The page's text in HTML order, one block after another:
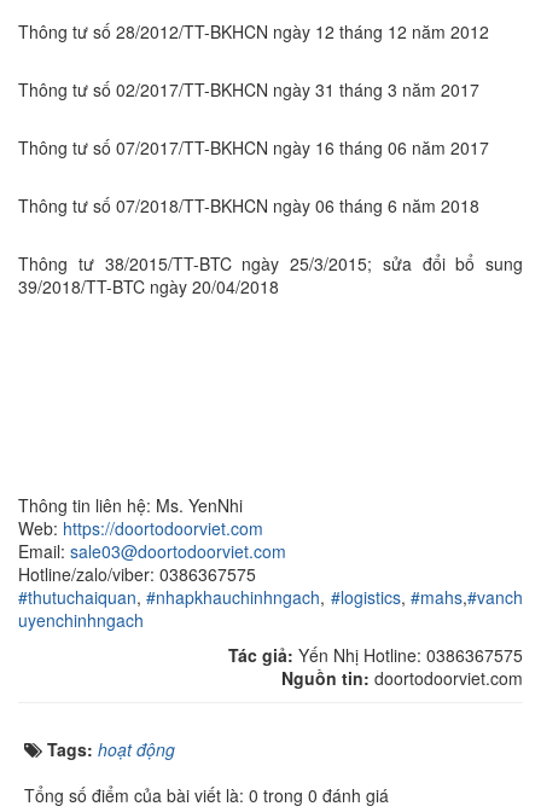
Thông tư số 28/2012/TT-BKHCN ngày 12 tháng 12 năm 2012
Thông tư số 02/2017/TT-BKHCN ngày 31 tháng 3 năm 2017
Thông tư số 07/2017/TT-BKHCN ngày 16 tháng 06 năm 2017
Thông tư số 07/2018/TT-BKHCN ngày 06 tháng 6 năm 2018
Thông tư 38/2015/TT-BTC ngày 25/3/2015; sửa đổi bổ sung
39/2018/TT-BTC ngày 20/04/2018
Thông tin liên hệ: Ms. YenNhi
Web: https://doortodoorviet.com
Email: sale03@doortodoorviet.com
Hotline/zalo/viber: 0386367575
#thutuchaiquan,#nhapkhauchinhngach, #logistics,#mahs,#vanch
uyenchinhngach
Tác giả: Yến Nhị Hotline: 0386367575
Nguồn tin: doortodoorviet.com
Tags: hoạt động
Tổng số điểm của bài viết là: 0 trong 0 đánh giá